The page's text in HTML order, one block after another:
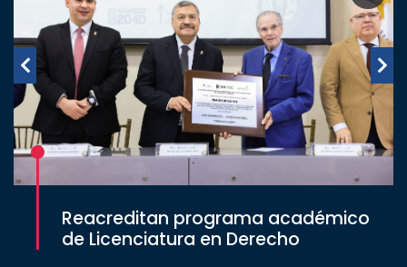
Reacreditan programa académico
de Licenciatura en Derecho